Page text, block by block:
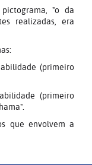
"o da
realizadas, era
(primeiro
(primeiro
que envolvem a